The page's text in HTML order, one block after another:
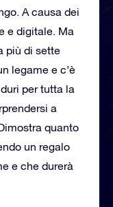
A causa dei
e digitale. Ma
più di sette
legame e c’è
per tutta la
a
quanto
un regalo
e che durerà